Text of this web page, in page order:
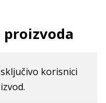
proizvoda
korisnici